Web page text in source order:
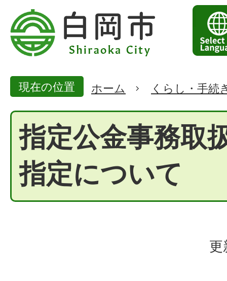
現在の位置 ホーム くらし・手続
指定公金事務取
指定について
更